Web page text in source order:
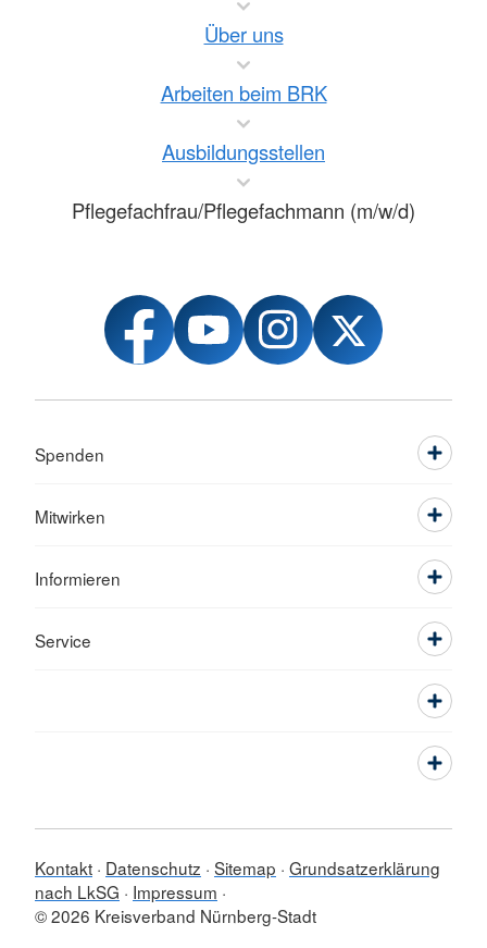
Über uns
Arbeiten beim BRK
Ausbildungsstellen
Pflegefachfrau/Pflegefachmann (m/w/d)
Spenden
Mitwirken
Informieren
Service
Kontakt Datenschutz Sitemap Grundsatzerklärung
nach LkSG
Impressum
© 2026 Kreisverband Nürnberg-Stadt